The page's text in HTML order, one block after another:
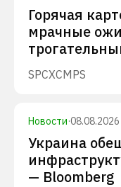
Горячая
мрачные
SPCXCMPS
Новости·
Украина
— Bloomberg